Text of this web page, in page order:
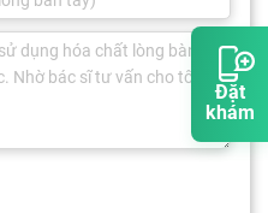
Đặt
khám